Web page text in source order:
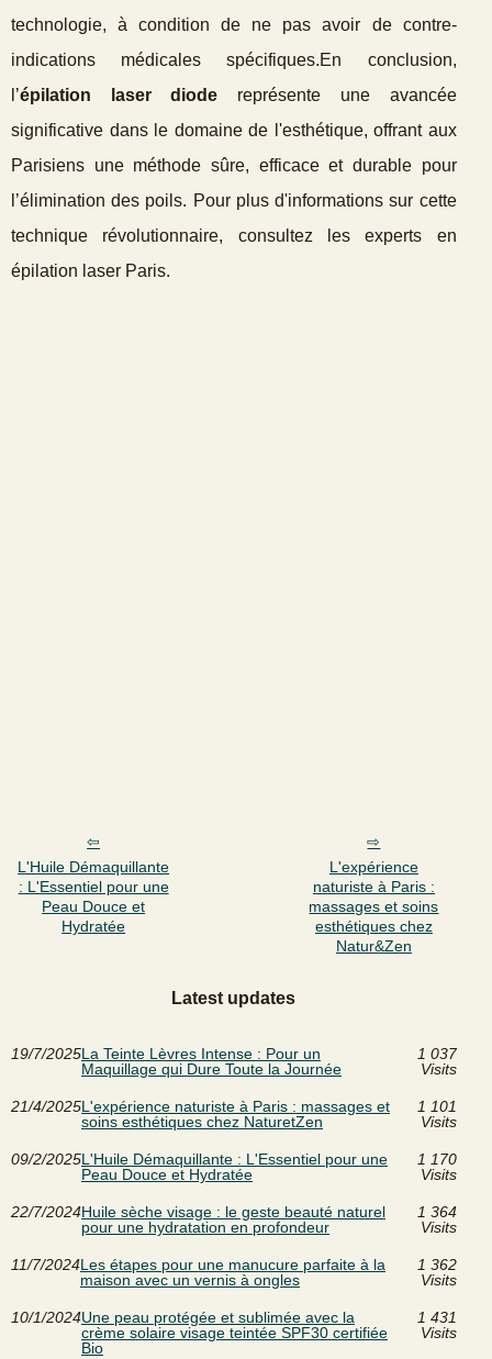
technologie, à condition de ne pas avoir de contre-
indications médicales spécifiques.En conclusion,
l’épilation laser diode représente une avancée
significative dans le domaine de l'esthétique, offrant aux
Parisiens une méthode sûre, efficace et durable pour
l’élimination des poils. Pour plus d'informations sur cette
technique révolutionnaire, consultez les experts en
épilation laser Paris.
L'Huile Démaquillante
: L'Essentiel pour une
Peau Douce et
Hydratée
L'expérience
naturiste à Paris :
massages et soins
esthétiques chez
Natur&Zen
Latest updates
19/7/2025La Teinte Lèvres Intense : Pour un
Maquillage qui Dure Toute la Journée
1 037
Visits
21/4/2025L'expérience naturiste à Paris : massages et
soins esthétiques chez NaturetZen
1 101
Visits
09/2/2025L'Huile Démaquillante : L'Essentiel pour une
Peau Douce et Hydratée
1 170
Visits
22/7/2024Huile sèche visage : le geste beauté naturel
pour une hydratation en profondeur
1 364
Visits
11/7/2024Les étapes pour une manucure parfaite à la
maison avec un vernis à ongles
1 362
Visits
10/1/2024Une peau protégée et sublimée avec la
crème solaire visage teintée SPF30 certifiée
Bio
1 431
Visits